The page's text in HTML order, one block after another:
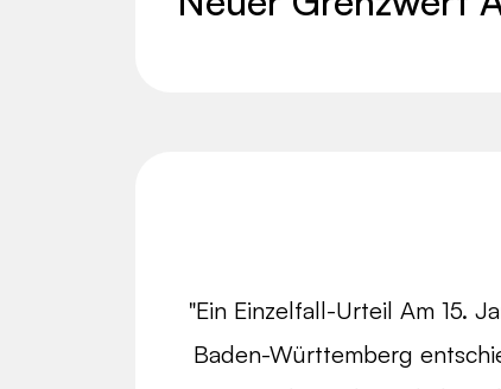
"Ein Einzelfall-Urteil Am 15.
Baden-Württemberg